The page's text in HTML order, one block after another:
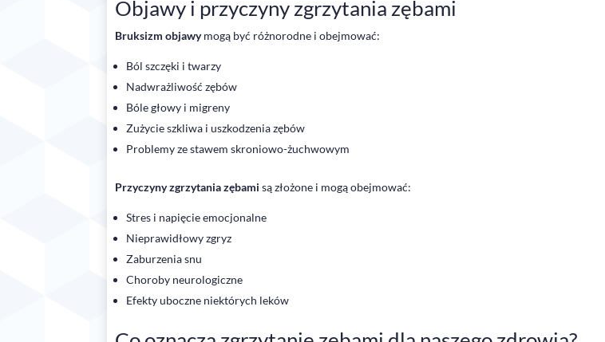
Objawy i przyczyny zgrzytania zębami
Bruksizm objawymogą być różnorodne i obejmować:
Ból szczęki i twarzy
Nadwrażliwość zębów
Bóle głowy i migreny
Zużycie szkliwa i uszkodzenia zębów
Problemy ze stawem skroniowo-żuchwowym
Przyczyny zgrzytania zębami są złożone i mogą obejmować:
Stres i napięcie emocjonalne
Nieprawidłowy zgryz
Zaburzenia snu
Choroby neurologiczne
Efekty uboczne niektórych leków